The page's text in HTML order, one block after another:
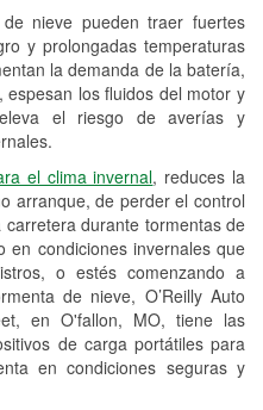
nieve pueden traer fuertes
y prolongadas temperaturas
la demanda de la batería,
los fluidos del motor y
el riesgo de averías y
el clima invernal, reduces la
arranque, de perder el control
durante tormentas de
en condiciones invernales que
o estés comenzando a
de nieve, O’Reilly Auto
en O'fallon, MO, tiene las
de carga portátiles para
en condiciones seguras y
de
y discos de
a la medida